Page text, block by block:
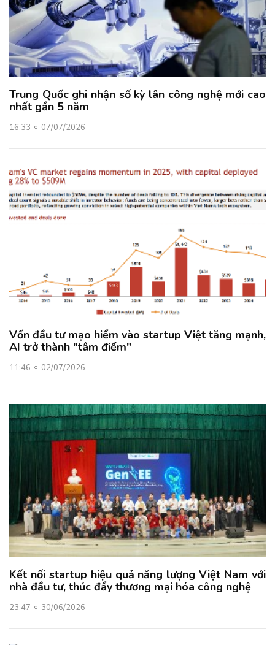
Trung Quốc ghi nhận số kỳ lân công nghệ mới cao
nhất gần 5 năm
16:33 07/07/2026
Vốn đầu tư mạo hiểm vào startup Việt tăng mạnh,
AI trở thành "tâm điểm"
11:46 02/07/2026
Kết nối startup hiệu quả năng lượng Việt Nam với
nhà đầu tư, thúc đẩy thương mại hóa công nghệ
23:47 30/06/2026